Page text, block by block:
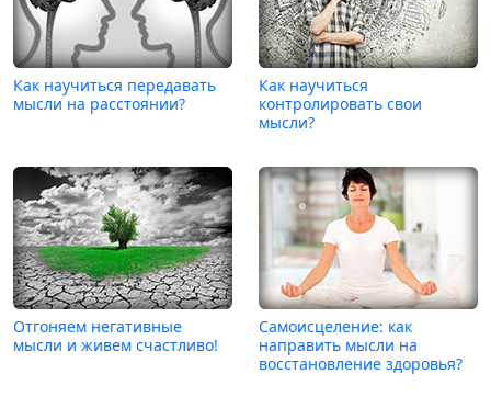
Как научиться передавать
мысли на расстоянии?
Как научиться
контролировать свои
мысли?
Отгоняем негативные
мысли и живем счастливо!
Самоисцеление: как
направить мысли на
восстановление здоровья?